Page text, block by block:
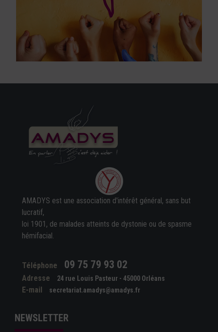
AMADYS est une association d'intérêt général, sans but
lucratif,
loi 1901, de malades atteints de dystonie ou de spasme
hémifacial.
Téléphone 09 75 79 93 02
Adresse 24 rue Louis Pasteur - 45000 Orléans
E-mail secretariat.amadys@amadys.fr
NEWSLETTER